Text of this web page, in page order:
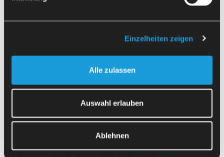
Einzelheiten zeigen
Alle zulassen
Auswahl erlauben
Ablehnen
LB3000 EX
valjastih žaganih odrezkov, pripravljenih na miznih vozičkih.